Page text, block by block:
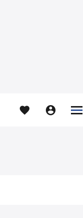
  

